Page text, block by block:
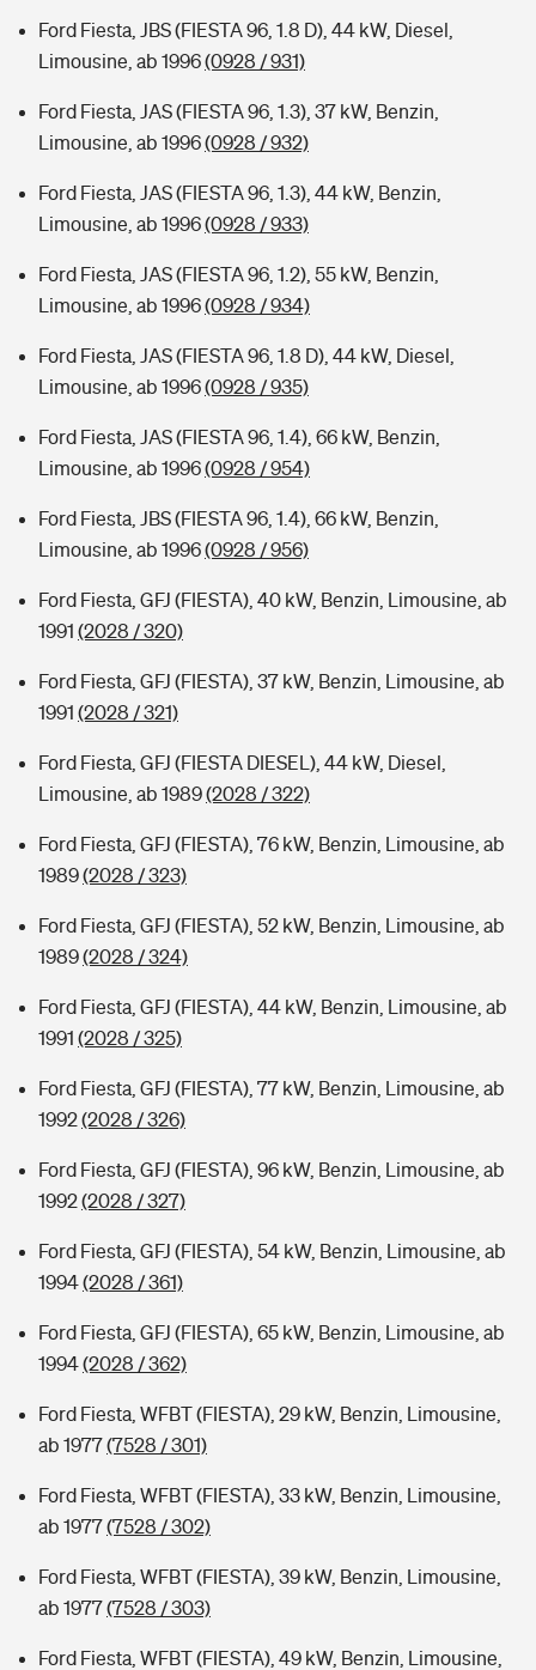
Ford Fiesta, JBS (FIESTA 96, 1.8 D), 44 kW, Diesel,
Limousine, ab 1996(0928 / 931)
Ford Fiesta, JAS (FIESTA 96, 1.3), 37 kW, Benzin,
Limousine, ab 1996(0928 / 932)
Ford Fiesta, JAS (FIESTA 96, 1.3), 44 kW, Benzin,
Limousine, ab 1996(0928 / 933)
Ford Fiesta, JAS (FIESTA 96, 1.2), 55 kW, Benzin,
Limousine, ab 1996(0928 / 934)
Ford Fiesta, JAS (FIESTA 96, 1.8 D), 44 kW, Diesel,
Limousine, ab 1996(0928 / 935)
Ford Fiesta, JAS (FIESTA 96, 1.4), 66 kW, Benzin,
Limousine, ab 1996(0928 / 954)
Ford Fiesta, JBS (FIESTA 96, 1.4), 66 kW, Benzin,
Limousine, ab 1996(0928 / 956)
Ford Fiesta, GFJ (FIESTA), 40 kW, Benzin, Limousine, ab
1991 (2028 / 320)
Ford Fiesta, GFJ (FIESTA), 37 kW, Benzin, Limousine, ab
1991 (2028 / 321)
Ford Fiesta, GFJ (FIESTA DIESEL), 44 kW, Diesel,
Limousine, ab 1989(2028 / 322)
Ford Fiesta, GFJ (FIESTA), 76 kW, Benzin, Limousine, ab
1989(2028 / 323)
Ford Fiesta, GFJ (FIESTA), 52 kW, Benzin, Limousine, ab
1989(2028 / 324)
Ford Fiesta, GFJ (FIESTA), 44 kW, Benzin, Limousine, ab
1991 (2028 / 325)
Ford Fiesta, GFJ (FIESTA), 77 kW, Benzin, Limousine, ab
1992(2028 / 326)
Ford Fiesta, GFJ (FIESTA), 96 kW, Benzin, Limousine, ab
1992(2028 / 327)
Ford Fiesta, GFJ (FIESTA), 54 kW, Benzin, Limousine, ab
1994(2028 / 361)
Ford Fiesta, GFJ (FIESTA), 65 kW, Benzin, Limousine, ab
1994(2028 / 362)
Ford Fiesta, WFBT (FIESTA), 29 kW, Benzin, Limousine,
ab 1977(7528 / 301)
Ford Fiesta, WFBT (FIESTA), 33 kW, Benzin, Limousine,
ab 1977(7528 / 302)
Ford Fiesta, WFBT (FIESTA), 39 kW, Benzin, Limousine,
ab 1977(7528 / 303)
Ford Fiesta, WFBT (FIESTA), 49 kW, Benzin, Limousine,